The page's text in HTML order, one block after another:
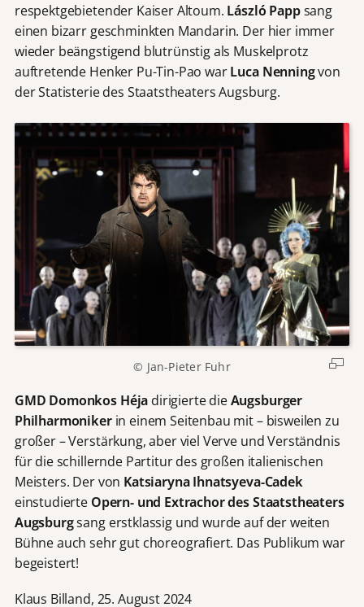
respektgebietender Kaiser Altoum. László Pappsang
einen bizarr geschminkten Mandarin. Der hier immer
wieder beängstigend blutrünstig als Muskelprotz
auftretende Henker Pu-Tin-Pao warLuca Nenningvon
der Statisterie des Staatstheaters Augsburg.
© Jan-Pieter Fuhr
GMD Domonkos Héja dirigierte dieAugsburger
Philharmoniker in einem Seitenbau mit – bisweilen zu
großer – Verstärkung, aber viel Verve und Verständnis
für die schillernde Partitur des großen italienischen
Meisters. Der von Katsiaryna Ihnatsyeva-Cadek
einstudierte Opern- und Extrachor des Staatstheaters
Augsburgsang erstklassig und wurde auf der weiten
Bühne auch sehr gut choreografiert. Das Publikum war
begeistert!
Klaus Billand, 25. August 2024
l
l
t
.
M
t
d
e
m
A
b
s
p
i
n
z
e
p
t
i
e
r
e
i
c
d